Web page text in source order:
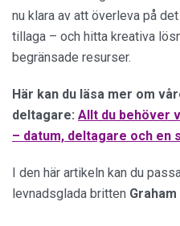
nu klara av att överleva på
tillaga – och hitta kreativa
begränsade resurser.
Här kan du läsa mer om
deltagare: Allt du behöver
– datum, deltagare och en
I den här artikeln kan du
levnadsglada britten